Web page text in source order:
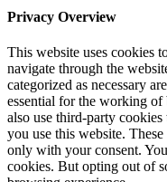
Privacy Overview
This website uses cookies
navigate through the
categorized as necessary
essential for the working
also use third-party
you use this website.
only with your consent.
cookies. But opting out of